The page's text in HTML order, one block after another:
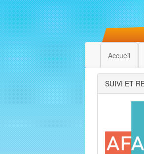
Accueil
SUIVI ET